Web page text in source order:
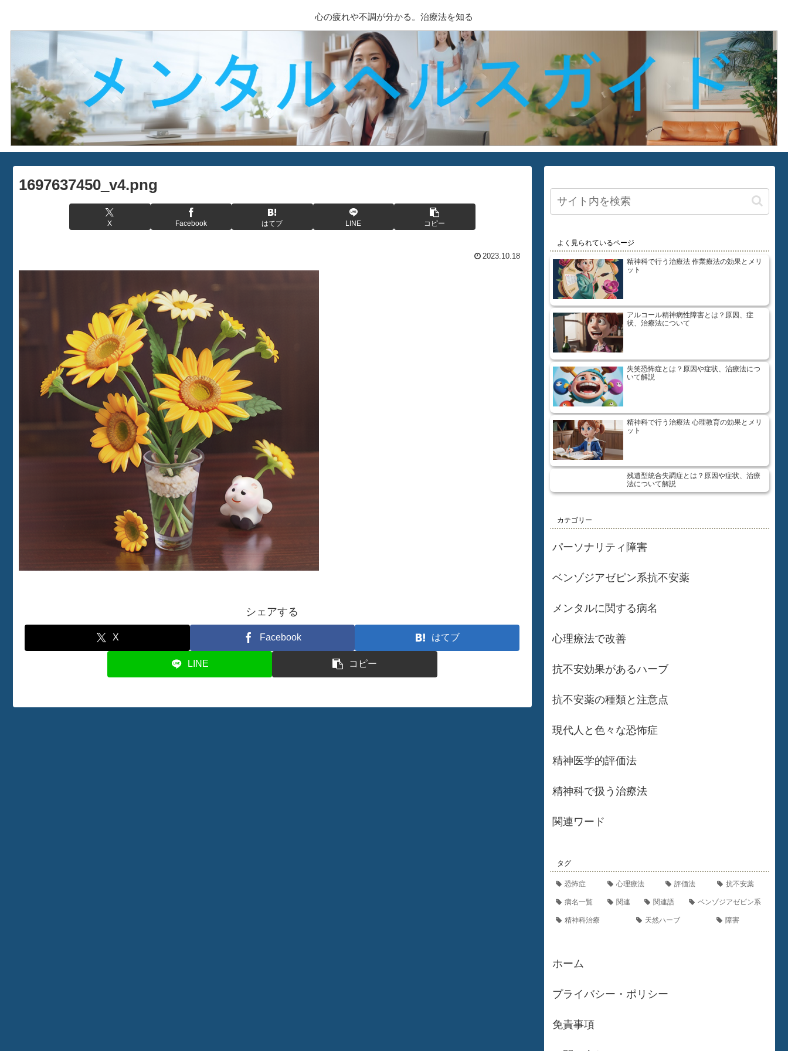
心の疲れや不調が分かる。治療法を知る
1697637450_v4.png
X Facebook はてブ LINE コピー
2023.10.18
シェアする
X Facebook はてブ
LINE コピー
よく見られているページ
精神科で行う治療法 作業療法の効果とメリ
ット
アルコール精神病性障害とは？原因、症
状、治療法について
失笑恐怖症とは？原因や症状、治療法につ
いて解説
精神科で行う治療法 心理教育の効果とメリ
ット
残遺型統合失調症とは？原因や症状、治療
法について解説
カテゴリー
パーソナリティ障害
ベンゾジアゼピン系抗不安薬
メンタルに関する病名
心理療法で改善
抗不安効果があるハーブ
抗不安薬の種類と注意点
現代人と色々な恐怖症
精神医学的評価法
精神科で扱う治療法
関連ワード
タグ
恐怖症 心理療法 評価法 抗不安薬
病名一覧 関連 関連語 ベンゾジアゼピン系
精神科治療 天然ハーブ 障害
ホーム
プライバシー・ポリシー
免責事項